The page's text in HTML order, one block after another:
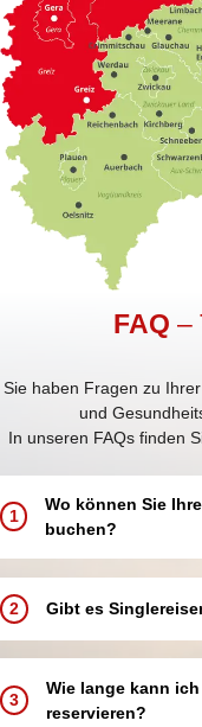
FAQ –
Sie haben Fragen zu
und
In unseren FAQs finden
1
Wo können Sie
buchen?
Buchen Sie Ihren
In einem unserer 5
Chemnitz,
Telefonisch über unsere
2 Gibt es
Bei LANG Reisen bieten
Alleinreisende sind
unseren Reisen
3
Wie lange kann
reservieren?